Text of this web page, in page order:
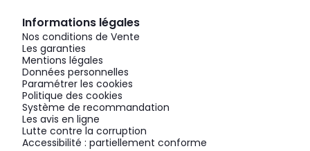
Informations légales
Nos conditions de Vente
Les garanties
Mentions légales
Données personnelles
Paramétrer les cookies
Politique des cookies
Système de recommandation
Les avis en ligne
Lutte contre la corruption
Accessibilité : partiellement conforme